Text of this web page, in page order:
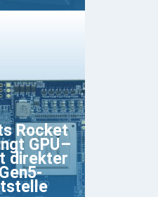
Rocket
GPU–
direkter